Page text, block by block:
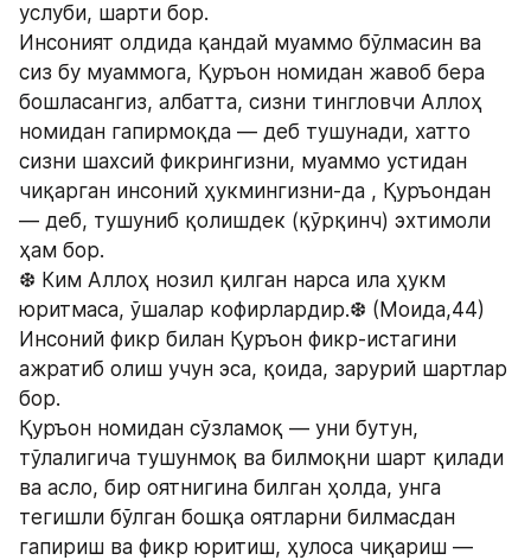
услуби, шарти бор.
Инсоният олдида қандай муаммо бўлмасин ва
сиз бу муаммога, Қуръон номидан жавоб бера
бошласангиз, албатта, сизни тингловчи Аллоҳ
номидан гапирмоқда — деб тушунади, хатто
сизни шахсий фикрингизни, муаммо устидан
чиқарган инсоний ҳукмингизни-да , Қуръондан
— деб, тушуниб қолишдек (қўрқинч) эхтимоли
ҳам бор.
❆ Ким Аллоҳ нозил қилган нарса ила ҳукм
юритмаса, ўшалар кофирлардир.❆ (Моида,44)
Инсоний фикр билан Қуръон фикр-истагини
ажратиб олиш учун эса, қоида, зарурий шартлар
бор.
Қуръон номидан сўзламоқ — уни бутун,
тўлалигича тушунмоқ ва билмоқни шарт қилади
ва асло, бир оятнигина билган ҳолда, унга
тегишли бўлган бошқа оятларни билмасдан
гапириш ва фикр юритиш, ҳулоса чиқариш —